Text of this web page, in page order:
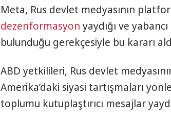
Meta, Rus devlet medyasının
dezenformasyon yaydığı ve
bulunduğu gerekçesiyle bu kararı
ABD yetkilileri, Rus devlet
Amerika’daki siyasi tartışmaları
toplumu kutuplaştırıcı mesajlar